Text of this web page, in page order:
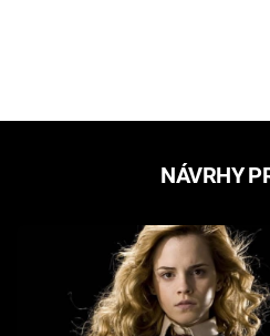
NÁVRHY